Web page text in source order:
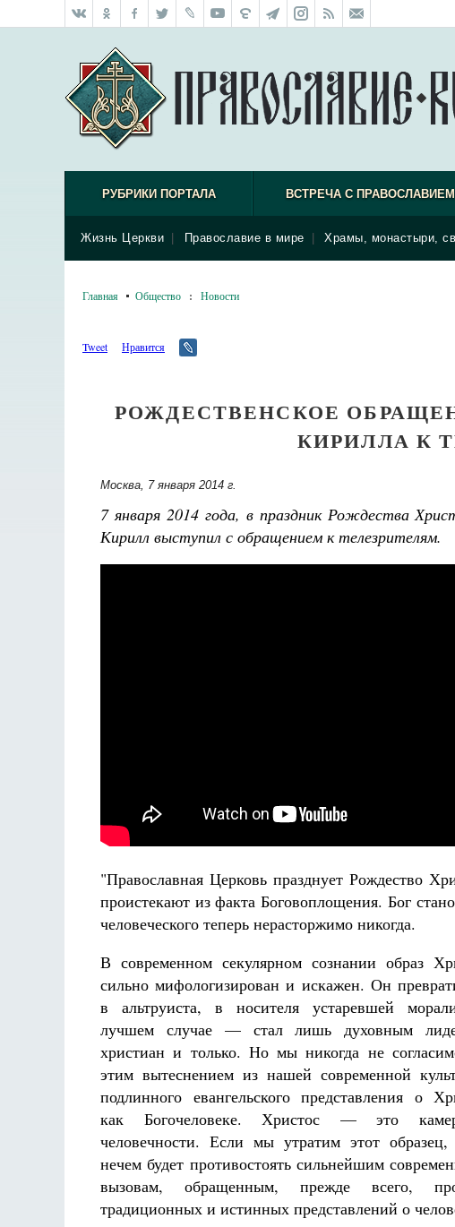
РУБРИКИ ПОРТАЛА ВСТРЕЧА С ПРАВОСЛАВИЕМ
Жизнь Церкви Православие в мире Храмы, монастыри,
Главная Общество : Новости
Tweet Нравится
РОЖДЕСТВЕНСКОЕ
КИРИЛЛА К
Москва, 7 января 2014 г.
7 января 2014 года, в праздник Рождества
Кирилл выступил с обращением к телезрителям.
"Православная Церковь празднует Рождество
проистекают из факта Боговоплощения. Бог
человеческого теперь нерасторжимо никогда.
В современном секулярном сознании образ
сильно мифологизирован и искажен. Он
в альтруиста, в носителя устаревшей
лучшем случае — стал лишь духовным
христиан и только. Но мы никогда не
этим вытеснением из нашей современной
подлинного евангельского представления о
как Богочеловеке. Христос — это
человечности. Если мы утратим этот
нечем будет противостоять сильнейшим
вызовам, обращенным, прежде всего,
традиционных и истинных представлений о